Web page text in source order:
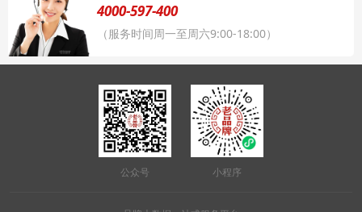
4000-597-400
（服务时间周一至周六9:00-18:00）
公众号 小程序